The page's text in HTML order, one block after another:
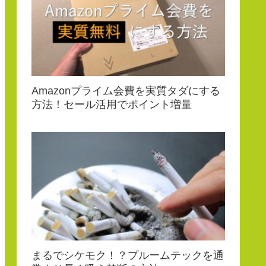
Amazonプライム会費を実質タダにする
方法！セール活用でポイント増量
まるでシケモク！？プルームテックを通